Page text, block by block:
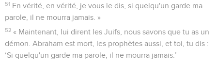
51 En vérité, en vérité, je vous le dis, si quelqu'un garde ma
parole, il ne mourra jamais. »
52 « Maintenant, lui dirent les Juifs, nous savons que tu as un
démon. Abraham est mort, les prophètes aussi, et toi, tu dis :
‘Si quelqu'un garde ma parole, il ne mourra jamais.’